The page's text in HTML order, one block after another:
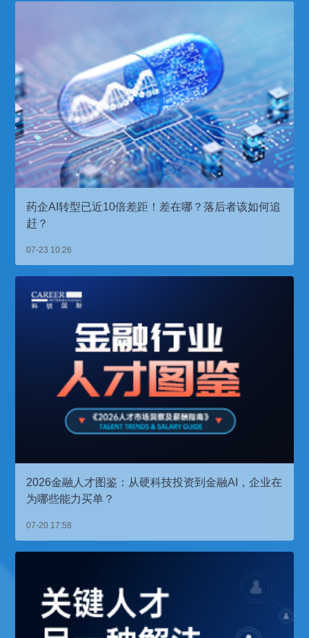
药企AI转型已近10倍差距！差在哪？落后者该如何追
赶？
07-23 10:26
2026金融人才图鉴：从硬科技投资到金融AI，企业在
为哪些能力买单？
07-20 17:58